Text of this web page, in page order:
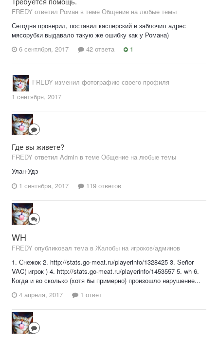
FREDY ответил Роман в теме Общение на любые темы
Сегодня проверил, поставил касперский и заблочил адрес
мясорубки выдавало такую же ошибку как у Романа)
6 сентября, 2017
42 ответа 1
FREDY изменил фотографию своего профиля
1 сентября, 2017
Где вы живете?
FREDY ответил Admin в теме Общение на любые темы
Улан-Удэ
1 сентября, 2017
119 ответов
WH
FREDY опубликовал тема в Жалобы на игроков/админов
1. Снежок 2. http://stats.go-meat.ru/playerinfo/1328425 3. Señor
VAC( игрок ) 4. http://stats.go-meat.ru/playerinfo/1453557 5. wh 6.
Когда и во сколько (хотя бы примерно) произошло нарушение...
4 апреля, 2017
1 ответ